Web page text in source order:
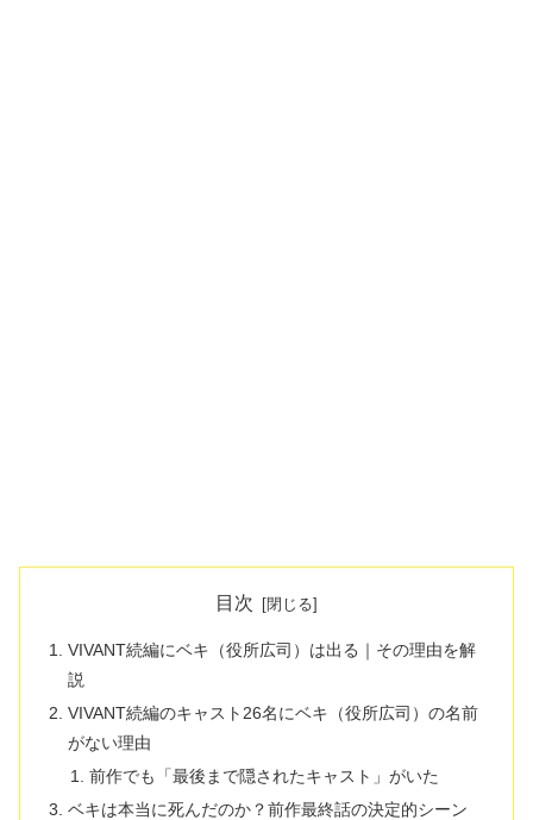
目次
VIVANT続編にベキ（役所広司）は出る｜その理由を解
説
VIVANT続編のキャスト26名にベキ（役所広司）の名前
がない理由
前作でも「最後まで隠されたキャスト」がいた
ベキは本当に死んだのか？前作最終話の決定的シーン